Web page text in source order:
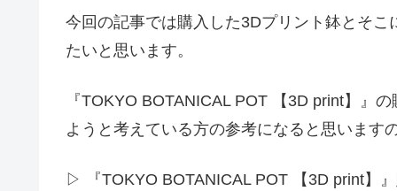
今回の記事では購入した3Dプリント鉢とそ
たいと思います。
『TOKYO BOTANICAL POT 【3D print】』
ようと考えている方の参考になると思います
▷ 『TOKYO BOTANICAL POT 【3D print】